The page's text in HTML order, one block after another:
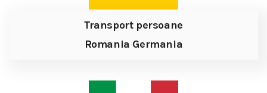
Transport persoane
Romania Germania